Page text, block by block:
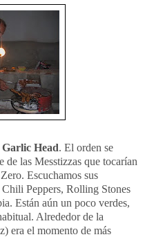
Garlic Head. El orden se
de las Messtizzas que tocarían
Escuchamos sus
Peppers, Rolling Stones
Están aún un poco verdes,
Alrededor de la
era el momento de más